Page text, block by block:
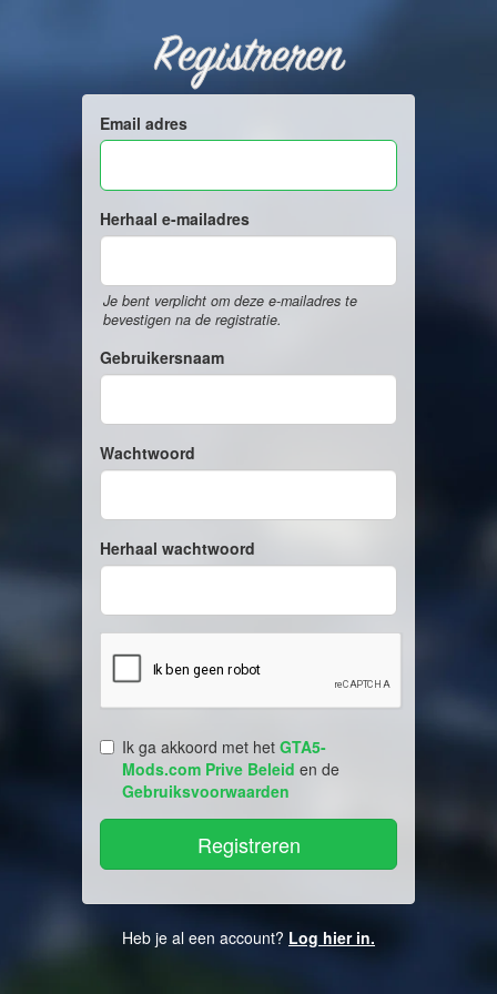
Registreren
Email adres
Herhaal e-mailadres
Je bent verplicht om deze e-mailadres te
bevestigen na de registratie.
Gebruikersnaam
Wachtwoord
Herhaal wachtwoord
Ik ga akkoord met het GTA5-
Mods.com Prive Beleid en de
Gebruiksvoorwaarden
Heb je al een account? Log hier in.